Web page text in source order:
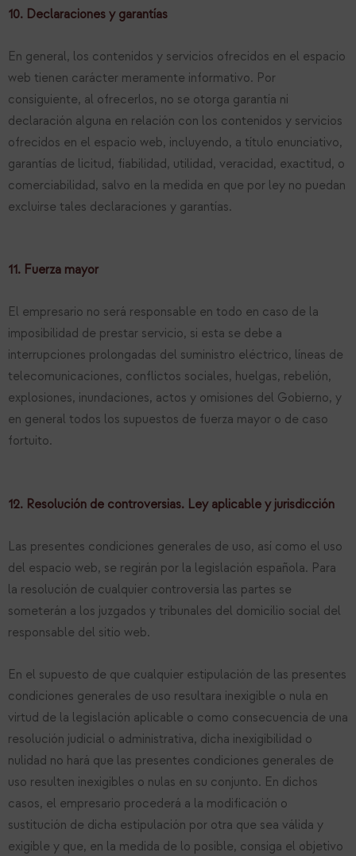
10. Declaraciones y garantías
En general, los contenidos y servicios ofrecidos en el espacio
web tienen carácter meramente informativo. Por
consiguiente, al ofrecerlos, no se otorga garantía ni
declaración alguna en relación con los contenidos y servicios
ofrecidos en el espacio web, incluyendo, a título enunciativo,
garantías de licitud, fiabilidad, utilidad, veracidad, exactitud, o
comerciabilidad, salvo en la medida en que por ley no puedan
excluirse tales declaraciones y garantías.
11. Fuerza mayor
El empresario no será responsable en todo en caso de la
imposibilidad de prestar servicio, si esta se debe a
interrupciones prolongadas del suministro eléctrico, líneas de
telecomunicaciones, conflictos sociales, huelgas, rebelión,
explosiones, inundaciones, actos y omisiones del Gobierno, y
en general todos los supuestos de fuerza mayor o de caso
fortuito.
12. Resolución de controversias. Ley aplicable y jurisdicción
Las presentes condiciones generales de uso, así como el uso
del espacio web, se regirán por la legislación española. Para
la resolución de cualquier controversia las partes se
someterán a los juzgados y tribunales del domicilio social del
responsable del sitio web.
En el supuesto de que cualquier estipulación de las presentes
condiciones generales de uso resultara inexigible o nula en
virtud de la legislación aplicable o como consecuencia de una
resolución judicial o administrativa, dicha inexigibilidad o
nulidad no hará que las presentes condiciones generales de
uso resulten inexigibles o nulas en su conjunto. En dichos
casos, el empresario procederá a la modificación o
sustitución de dicha estipulación por otra que sea válida y
exigible y que, en la medida de lo posible, consiga el objetivo